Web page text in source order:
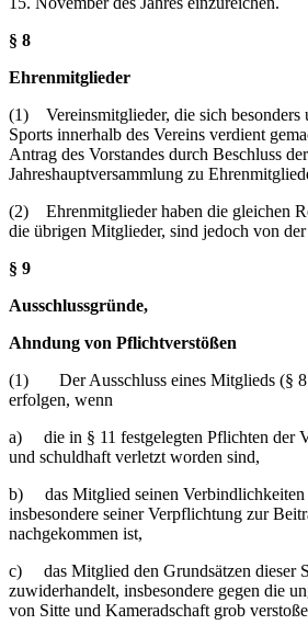
§ 8
Ehrenmitglieder
(1) Vereinsmitglieder, die sich besonders
Sports innerhalb des Vereins verdient
Antrag des Vorstandes durch Beschluss der
Jahreshauptversammlung zu
(2) Ehrenmitglieder haben die gleichen
die übrigen Mitglieder, sind jedoch von
§ 9
Ausschlussgründe,
Ahndung von Pflichtverstößen
(1) Der Ausschluss eines Mitglieds (§ 8
erfolgen, wenn
a) die in § 11 festgelegten Pflichten der
und schuldhaft verletzt worden sind,
b) das Mitglied seinen Verbindlichkeiten
insbesondere seiner Verpflichtung zur
nachgekommen ist,
c) das Mitglied den Grundsätzen dieser
zuwiderhandelt, insbesondere gegen die
von Sitte und Kameradschaft grob